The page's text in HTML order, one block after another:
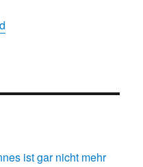
ist gar nicht mehr